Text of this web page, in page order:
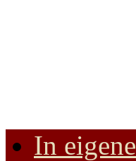
Internationale
In